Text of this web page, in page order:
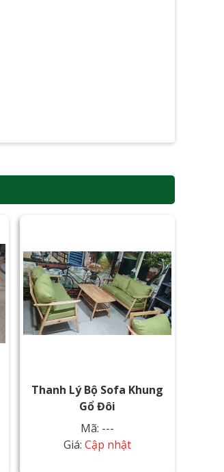
Thanh Lý Bộ Sofa Khung
Gổ Đôi
Mã: ---
Giá: Cập nhật